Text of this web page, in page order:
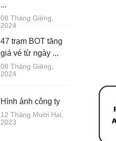
...
08 Tháng Giêng,
2024
47 trạm BOT tăng
giá vé từ ngày ...
08 Tháng Giêng,
2024
Hình ảnh công ty
12 Tháng Mười Hai,
2023